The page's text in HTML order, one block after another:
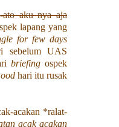
-ato aku nya aja
lapang yang
for few days
sebelum UAS
briefing ospek
hari itu rusak
acakan *ralat-
acak acakan